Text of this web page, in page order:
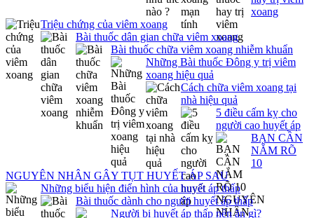
xoang
Triệu chứng của viêm xoang
Bài thuốc dân gian chữa viêm xoang
Bài thuốc chữa viêm xoang nhiễm khuẩn
Những Bài thuốc Đông y trị viêm
xoang hiệu quả
Cách chữa viêm xoang tại
nhà hiệu quả
5 điều cấm kỵ cho
người cao huyết áp
BẠN CẦN
NẮM RÕ
10
NGUYÊN NHÂN GÂY TỤT HUYẾT ÁP SAU
Những biểu hiện điển hình của huyết áp thấp
Bài thuốc dành cho người huyết áp thấp
Người bị huyết áp thấp nên ăn gì?